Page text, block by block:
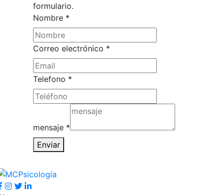
formulario.
Nombre *
Correo electrónico *
Telefono *
mensaje
mensaje *
Enviar